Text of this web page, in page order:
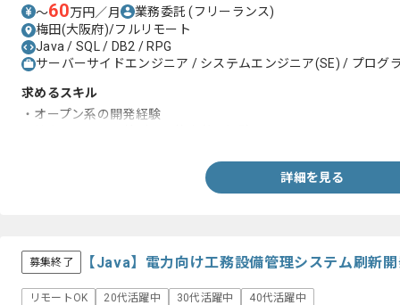
〜60万円／月 業務委託(フリーランス)
梅田(大阪府)/フルリモート
Java / SQL / DB2 / RPG
サーバーサイドエンジニア / システムエンジニア(SE) / プログ
求めるスキル
・オープン系の開発経験
詳細を見る
募集終了 【Java】電力向け工務設備管理システム刷新
リモートOK 20代活躍中 30代活躍中 40代活躍中